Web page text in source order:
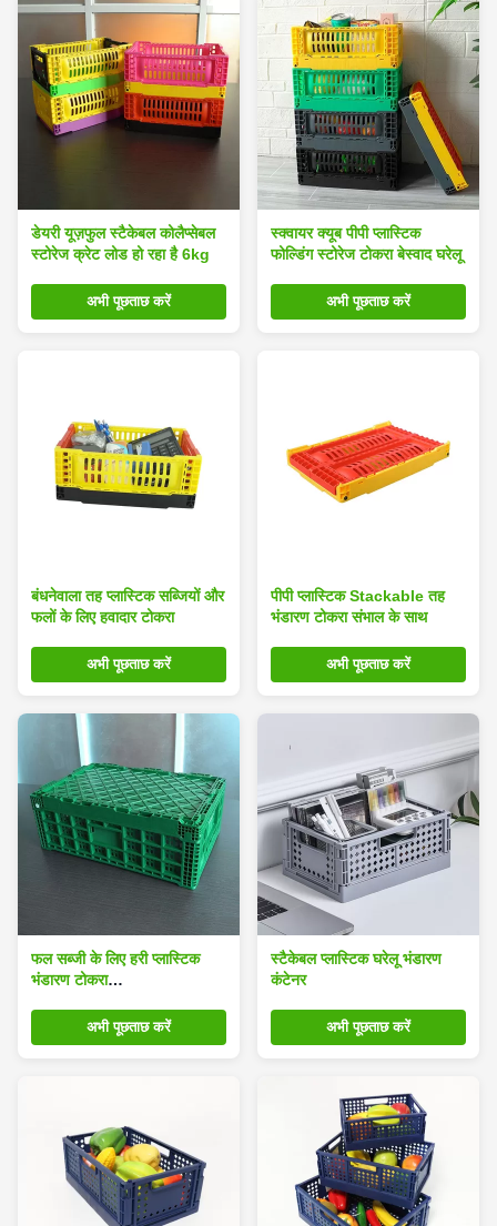
डेयरी यूज़फुल स्टैकेबल कोलैप्सेबल
स्टोरेज क्रेट लोड हो रहा है 6kg
अभी पूछताछ करें
स्क्वायर क्यूब पीपी प्लास्टिक
फोल्डिंग स्टोरेज टोकरा बेस्वाद घरेलू
अभी पूछताछ करें
बंधनेवाला तह प्लास्टिक सब्जियों और
फलों के लिए हवादार टोकरा
अभी पूछताछ करें
पीपी प्लास्टिक Stackable तह
भंडारण टोकरा संभाल के साथ
अभी पूछताछ करें
फल सब्जी के लिए हरी प्लास्टिक
भंडारण टोकरा
अभी पूछताछ करें
स्टैकेबल प्लास्टिक घरेलू भंडारण
कंटेनर
अभी पूछताछ करें